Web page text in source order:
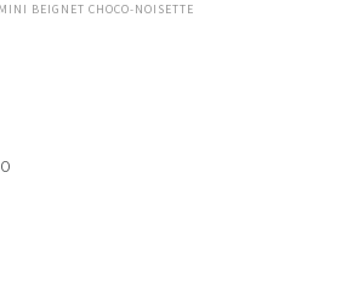
MINI BEIGNET CHOCO-NOISETTE